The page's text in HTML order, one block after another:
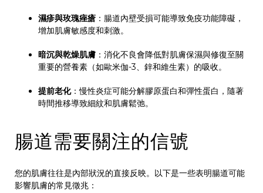
濕疹與玫瑰痤瘡 ：腸道內壁受損可能導致免疫功能障礙，
增加肌膚敏感度和刺激。
暗沉與乾燥肌膚 ：消化不良會降低對肌膚保濕與修復至關
重要的營養素（如歐米伽-3、鋅和維生素）的吸收。
提前老化：慢性炎症可能分解膠原蛋白和彈性蛋白，隨著
時間推移導致細紋和肌膚鬆弛。
腸道需要關注的信號
您的肌膚往往是內部狀況的直接反映。以下是一些表明腸道可能
影響肌膚的常見徵兆：